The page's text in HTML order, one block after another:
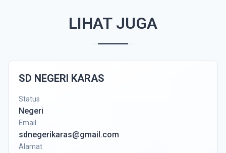
LIHAT JUGA
SD NEGERI KARAS
Status
Negeri
Email
sdnegerikaras@gmail.com
Alamat